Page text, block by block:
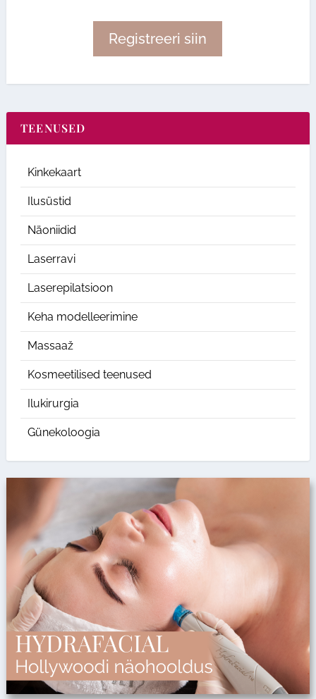
Registreeri siin
TEENUSED
Kinkekaart
Ilusüstid
Näoniidid
Laserravi
Laserepilatsioon
Keha modelleerimine
Massaaž
Kosmeetilised teenused
Ilukirurgia
Günekoloogia